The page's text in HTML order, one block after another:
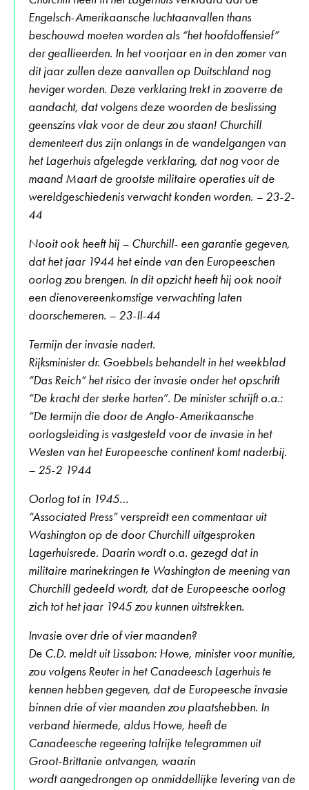
Engelsch-Amerikaansche luchtaanvallen thans
beschouwd moeten worden als “het hoofdoffensief”
der geallieerden. In het voorjaar en in den zomer van
dit jaar zullen deze aanvallen op Duitschland nog
heviger worden. Deze verklaring trekt in zooverre de
aandacht, dat volgens deze woorden de beslissing
geenszins vlak voor de deur zou staan! Churchill
dementeert dus zijn onlangs in de wandelgangen van
het Lagerhuis afgelegde verklaring, dat nog voor de
maand Maart de grootste militaire operaties uit de
wereldgeschiedenis verwacht konden worden. – 23-2-
44
Nooit ook heeft hij – Churchill- een garantie gegeven,
dat het jaar 1944 het einde van den Europeeschen
oorlog zou brengen. In dit opzicht heeft hij ook nooit
een dienovereenkomstige verwachting laten
doorschemeren. – 23-II-44
Termijn der invasie nadert.
Rijksminister dr. Goebbels behandelt in het weekblad
“Das Reich“ het risico der invasie onder het opschrift
“De kracht der sterke harten”. De minister schrijft o.a.:
“De termijn die door de Anglo-Amerikaansche
oorlogsleiding is vastgesteld voor de invasie in het
Westen van het Europeesche continent komt naderbij.
– 25-2 1944
Oorlog tot in 1945…
“Associated Press” verspreidt een commentaar uit
Washington op de door Churchill uitgesproken
Lagerhuisrede. Daarin wordt o.a. gezegd dat in
militaire marinekringen te Washington de meening van
Churchill gedeeld wordt, dat de Europeesche oorlog
zich tot het jaar 1945 zou kunnen uitstrekken.
Invasie over drie of vier maanden?
De C.D. meldt uit Lissabon: Howe, minister voor munitie,
zou volgens Reuter in het Canadeesch Lagerhuis te
kennen hebben gegeven, dat de Europeesche invasie
binnen drie of vier maanden zou plaatshebben. In
verband hiermede, aldus Howe, heeft de
Canadeesche regeering talrijke telegrammen uit
Groot-Brittanie ontvangen, waarin
wordt aangedrongen op onmiddellijke levering van de